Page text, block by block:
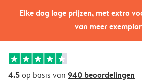
Elke dag lage prijzen, met extra
van meer
4.5op basis van 940 beoordelingen